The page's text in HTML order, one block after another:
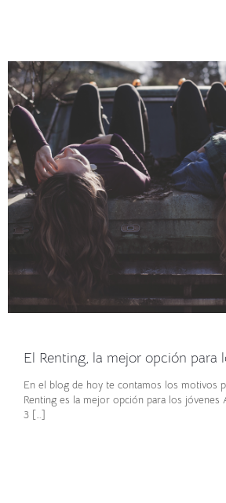
El Renting, la mejor opción para
En el blog de hoy te contamos los motivos
Renting es la mejor opción para los jóvenes
3 […]